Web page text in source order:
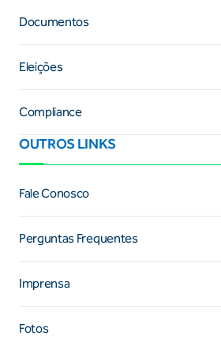
Documentos
Eleições
Compliance
OUTROS LINKS
Fale Conosco
Perguntas Frequentes
Imprensa
Fotos